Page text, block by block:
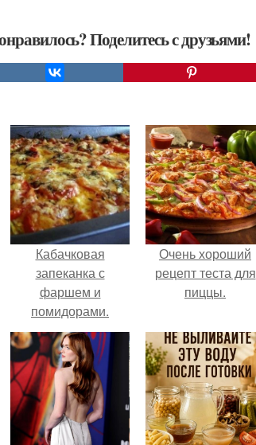
Поделитесь с друзьями!
Кабачковая
запеканка с
фаршем и
помидорами.
Очень хороший
рецепт теста для
пиццы.